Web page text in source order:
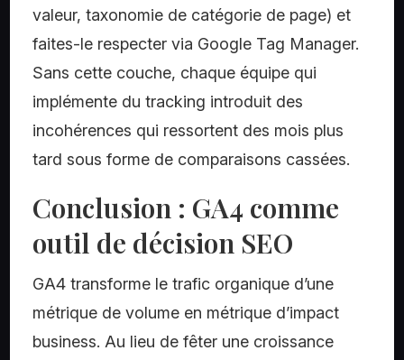
valeur, taxonomie de catégorie de page) et
faites-le respecter via Google Tag Manager.
Sans cette couche, chaque équipe qui
implémente du tracking introduit des
incohérences qui ressortent des mois plus
tard sous forme de comparaisons cassées.
Conclusion : GA4 comme
outil de décision SEO
GA4 transforme le trafic organique d’une
métrique de volume en métrique d’impact
business. Au lieu de fêter une croissance